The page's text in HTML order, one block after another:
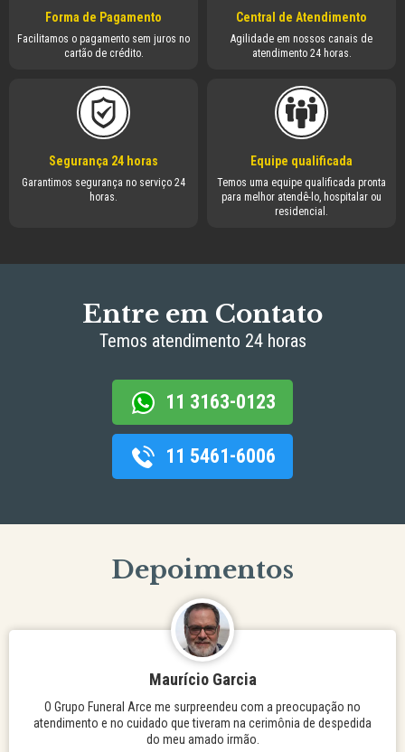
Forma de Pagamento
Facilitamos o pagamento sem juros no
cartão de crédito.
Central de Atendimento
Agilidade em nossos canais de
atendimento 24 horas.
Segurança 24 horas
Garantimos segurança no serviço 24
horas.
Equipe qualificada
Temos uma equipe qualificada pronta
para melhor atendê-lo, hospitalar ou
residencial.
Entre em Contato
Temos atendimento 24 horas
11 3163-0123
11 5461-6006
Depoimentos
Maurício Garcia
O Grupo Funeral Arce me surpreendeu com a preocupação no
atendimento e no cuidado que tiveram na cerimônia de despedida
do meu amado irmão.